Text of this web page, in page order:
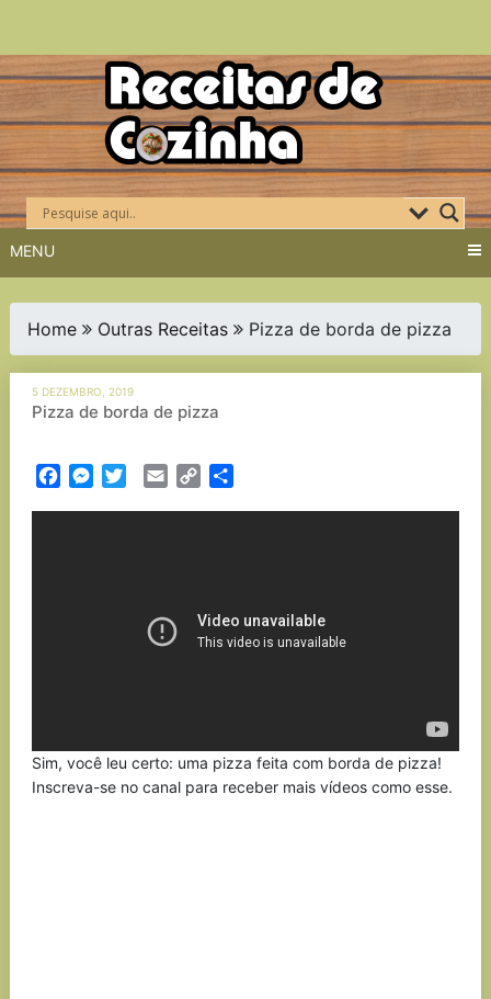
Skip
to
content
MENU
Home Outras Receitas Pizza de borda de pizza
5 DEZEMBRO, 2019
Pizza de borda de pizza
FacebookMessenger
TwitterEmail Copy
Sim, você leu certo: uma pizza feita com borda de pizza!
Inscreva-se no canal para receber mais vídeos como esse.